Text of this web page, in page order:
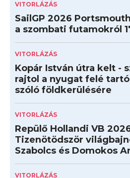
VITORLÁZÁS
SailGP 2026
a szombati futamokról
VITORLÁZÁS
Kopár István útra kelt -
rajtol a nyugat felé
szóló földkerülésére
VITORLÁZÁS
Repülő Hollandi VB
Tizenötödször
Szabolcs és Domokos
VITORLÁZÁS